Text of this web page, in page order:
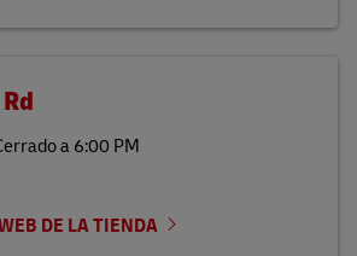
a6:00 PM
DE LA TIENDA